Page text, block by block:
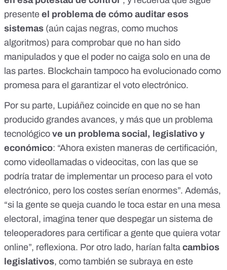
presente el problema de cómo auditar esos
sistemas (aún cajas negras, como muchos
algoritmos) para comprobar que no han sido
manipulados y que el poder no caiga solo en una de
las partes. Blockchain tampoco ha evolucionado como
promesa para el garantizar el voto electrónico.
Por su parte, Lupiáñez coincide en que no se han
producido grandes avances, y más que un problema
tecnológico ve un problema social, legislativo y
económico: “Ahora existen maneras de certificación,
como videollamadas o videocitas, con las que se
podría tratar de implementar un proceso para el voto
electrónico, pero los costes serían enormes”. Además,
“si la gente se queja cuando le toca estar en una mesa
electoral, imagina tener que despegar un sistema de
teleoperadores para certificar a gente que quiera votar
online”, reflexiona. Por otro lado, harían falta cambios
legislativos, como también se subraya en este